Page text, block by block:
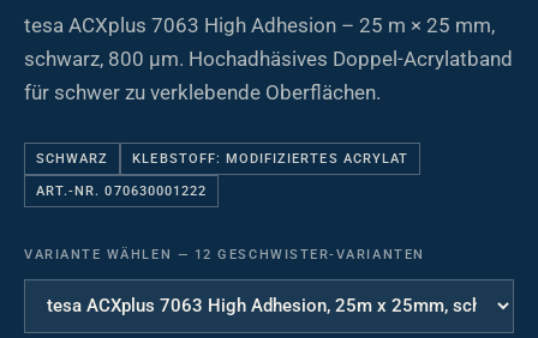
tesa ACXplus 7063 High Adhesion – 25 m × 25 mm,
schwarz, 800 µm. Hochadhäsives Doppel-Acrylatband
für schwer zu verklebende Oberflächen.
SCHWARZ KLEBSTOFF: MODIFIZIERTES ACRYLAT
ART.-NR. 070630001222
VARIANTE WÄHLEN — 12 GESCHWISTER-VARIANTEN